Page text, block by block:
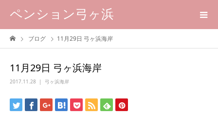
ペンション弓ヶ浜
ブログ 11月29日 弓ヶ浜海岸
11月29日 弓ヶ浜海岸
2017.11.28 弓ヶ浜海岸